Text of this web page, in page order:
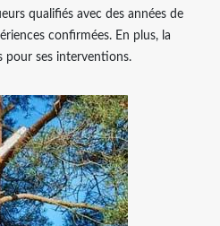
qualifiés avec des années de
confirmées. En plus, la
pour ses interventions.